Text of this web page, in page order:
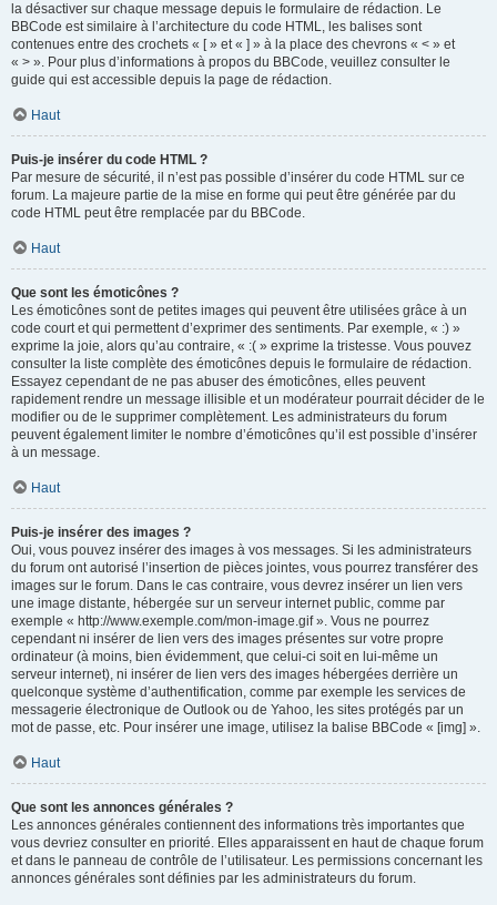
la désactiver sur chaque message depuis le formulaire de rédaction. Le
BBCode est similaire à l’architecture du code HTML, les balises sont
contenues entre des crochets « [ » et « ] » à la place des chevrons « < » et
« > ». Pour plus d’informations à propos du BBCode, veuillez consulter le
guide qui est accessible depuis la page de rédaction.
Haut
Puis-je insérer du code HTML ?
Par mesure de sécurité, il n’est pas possible d’insérer du code HTML sur ce
forum. La majeure partie de la mise en forme qui peut être générée par du
code HTML peut être remplacée par du BBCode.
Haut
Que sont les émoticônes ?
Les émoticônes sont de petites images qui peuvent être utilisées grâce à un
code court et qui permettent d’exprimer des sentiments. Par exemple, « :) »
exprime la joie, alors qu’au contraire, « :( » exprime la tristesse. Vous pouvez
consulter la liste complète des émoticônes depuis le formulaire de rédaction.
Essayez cependant de ne pas abuser des émoticônes, elles peuvent
rapidement rendre un message illisible et un modérateur pourrait décider de le
modifier ou de le supprimer complètement. Les administrateurs du forum
peuvent également limiter le nombre d’émoticônes qu’il est possible d’insérer
à un message.
Haut
Puis-je insérer des images ?
Oui, vous pouvez insérer des images à vos messages. Si les administrateurs
du forum ont autorisé l’insertion de pièces jointes, vous pourrez transférer des
images sur le forum. Dans le cas contraire, vous devrez insérer un lien vers
une image distante, hébergée sur un serveur internet public, comme par
exemple « http://www.exemple.com/mon-image.gif ». Vous ne pourrez
cependant ni insérer de lien vers des images présentes sur votre propre
ordinateur (à moins, bien évidemment, que celui-ci soit en lui-même un
serveur internet), ni insérer de lien vers des images hébergées derrière un
quelconque système d’authentification, comme par exemple les services de
messagerie électronique de Outlook ou de Yahoo, les sites protégés par un
mot de passe, etc. Pour insérer une image, utilisez la balise BBCode « [img] ».
Haut
Que sont les annonces générales ?
Les annonces générales contiennent des informations très importantes que
vous devriez consulter en priorité. Elles apparaissent en haut de chaque forum
et dans le panneau de contrôle de l’utilisateur. Les permissions concernant les
annonces générales sont définies par les administrateurs du forum.